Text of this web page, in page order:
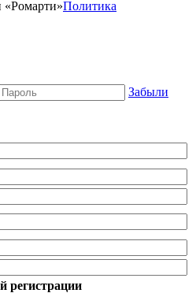
«Ромарти»Политика
Забыли
регистрации